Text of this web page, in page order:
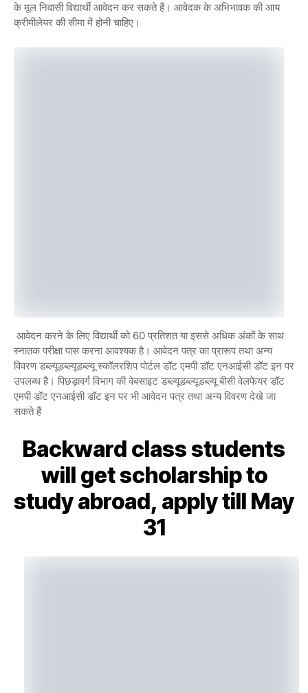
के मूल निवासी विद्यार्थी आवेदन कर सकते हैं। आवेदक के अभिभावक की आय
क्रीमीलेयर की सीमा में होनी चाहिए।
आवेदन करने के लिए विद्यार्थी को 60 प्रतिशत या इससे अधिक अंकों के साथ
स्नातक परीक्षा पास करना आवश्यक है। आवेदन पत्र का प्रारूप तथा अन्य
विवरण डब्ल्यूडब्ल्यूडब्ल्यू स्कॉलरशिप पोर्टल डॉट एमपी डॉट एनआईसी डॉट इन पर
उपलब्ध है। पिछड़ावर्ग विभाग की वेबसाइट डब्ल्यूडब्ल्यूडब्ल्यू बीसी वेलफेयर डॉट
एमपी डॉट एनआईसी डॉट इन पर भी आवेदन पत्र तथा अन्य विवरण देखे जा
सकते हैं
Backward class students
will get scholarship to
study abroad, apply till May
31